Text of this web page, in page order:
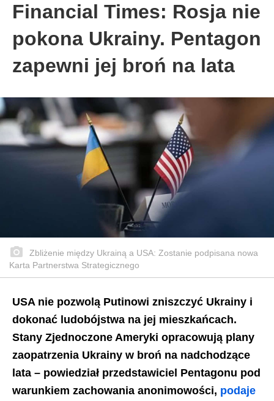
Financial Times: Rosja nie
pokona Ukrainy. Pentagon
zapewni jej broń na lata
Zbliżenie między Ukrainą a USA: Zostanie podpisana nowa
Karta Partnerstwa Strategicznego
USA nie pozwolą Putinowi zniszczyć Ukrainy i
dokonać ludobójstwa na jej mieszkańcach.
Stany Zjednoczone Ameryki opracowują plany
zaopatrzenia Ukrainy w broń na nadchodzące
lata – powiedział przedstawiciel Pentagonu pod
warunkiem zachowania anonimowości, podaje